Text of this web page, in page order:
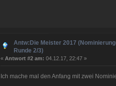
Antw:Die Meister 2017
Runde 2/3)
« Antwort #2 am: 04.12.17, 22:47 »
Ich mache mal den Anfang mit zwei